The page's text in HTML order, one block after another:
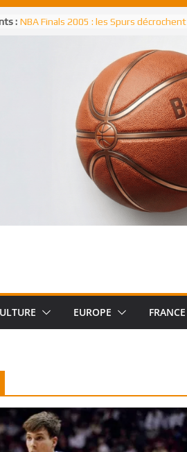
: NBA Finals 2005 : les Spurs décrochent
NBA Finals 2021 : les Bucks et Giannis
Antetokounmpo triomphent, le Greek
Shai Gilgeous-Alexander : son premier
match à plus de 40 points en NBA, le
canadien transcendant face aux Spurs
Pau Gasol dans l’histoire en 2002 :
premier européen sacré Rookie de
Rudy Gobert, deuxième Français élu
meilleur défenseur d’une saison NBA
EUROPE FRANCE